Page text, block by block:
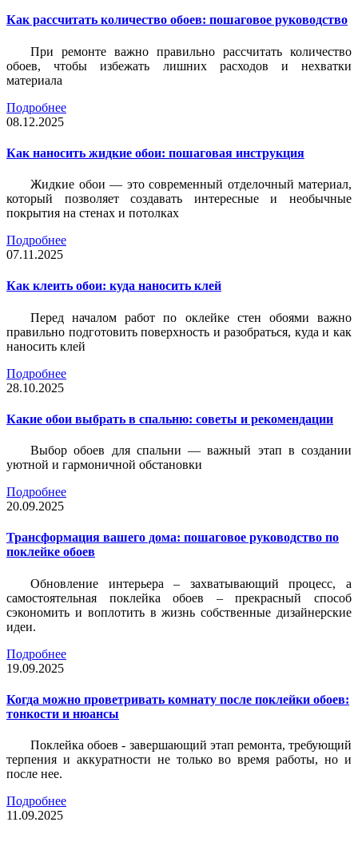
Как рассчитать количество обоев: пошаговое руководство
При ремонте важно правильно рассчитать количество
обоев, чтобы избежать лишних расходов и нехватки
материала
Подробнее
08.12.2025
Как наносить жидкие обои: пошаговая инструкция
Жидкие обои — это современный отделочный материал,
который позволяет создавать интересные и необычные
покрытия на стенах и потолках
Подробнее
07.11.2025
Как клеить обои: куда наносить клей
Перед началом работ по оклейке стен обоями важно
правильно подготовить поверхность и разобраться, куда и как
наносить клей
Подробнее
28.10.2025
Какие обои выбрать в спальню: советы и рекомендации
Выбор обоев для спальни — важный этап в создании
уютной и гармоничной обстановки
Подробнее
20.09.2025
Трансформация вашего дома: пошаговое руководство по
поклейке обоев
Обновление интерьера – захватывающий процесс, а
самостоятельная поклейка обоев – прекрасный способ
сэкономить и воплотить в жизнь собственные дизайнерские
идеи.
Подробнее
19.09.2025
Когда можно проветривать комнату после поклейки обоев:
тонкости и нюансы
Поклейка обоев - завершающий этап ремонта, требующий
терпения и аккуратности не только во время работы, но и
после нее.
Подробнее
11.09.2025